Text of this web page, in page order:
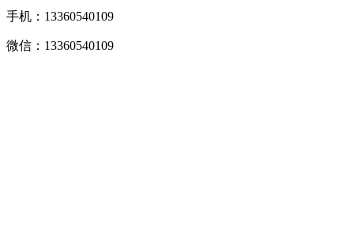
手机：13360540109
微信：13360540109